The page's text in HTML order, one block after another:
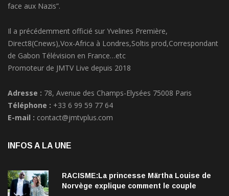
face aux Nazis”.
Il a précédemment officié sur Yvelines Première,
Direct8(Cnews),Vox-Africa à Londres,Soltis prod,Correspondant
de Gabon Télévision en France…etc
Promoteur de JMTV Live depuis 2018
Adresse : 78, Avenue des Champs-Elysées 75008 Paris
Téléphone : +33 6 99 59 77 64
E-mail : contact@jmtvplus.com
INFOS A LA UNE
RACISME:La princesse Märtha Louise de
Norvège explique comment le couple